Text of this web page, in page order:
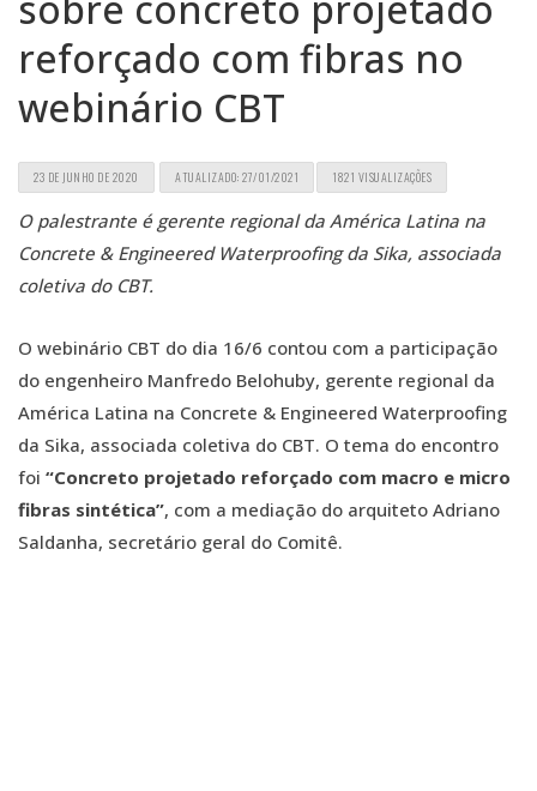
reforçado com fibras no
webinário CBT
23 DE JUNHO DE 2020 ATUALIZADO: 27/01/2021 1821 VISUALIZAÇÕES
O palestrante é gerente regional da América Latina na
Concrete & Engineered Waterproofing da Sika, associada
coletiva do CBT.
O webinário CBT do dia 16/6 contou com a participação
do engenheiro Manfredo Belohuby, gerente regional da
América Latina na Concrete & Engineered Waterproofing
da Sika, associada coletiva do CBT. O tema do encontro
foi “Concreto projetado reforçado com macro e micro
fibras sintética”, com a mediação do arquiteto Adriano
Saldanha, secretário geral do Comitê.